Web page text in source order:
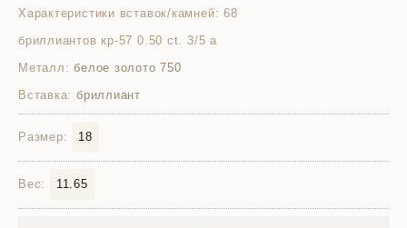
Характеристики вставок/камней: 68
бриллиантов кр-57 0.50 ct. 3/5 а
Металл: белое золото 750
Вставка: бриллиант
Размер: 18
Вес: 11.65